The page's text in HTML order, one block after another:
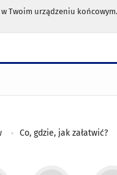
Twoim urządzeniu
Co, gdzie, jak załatwić?